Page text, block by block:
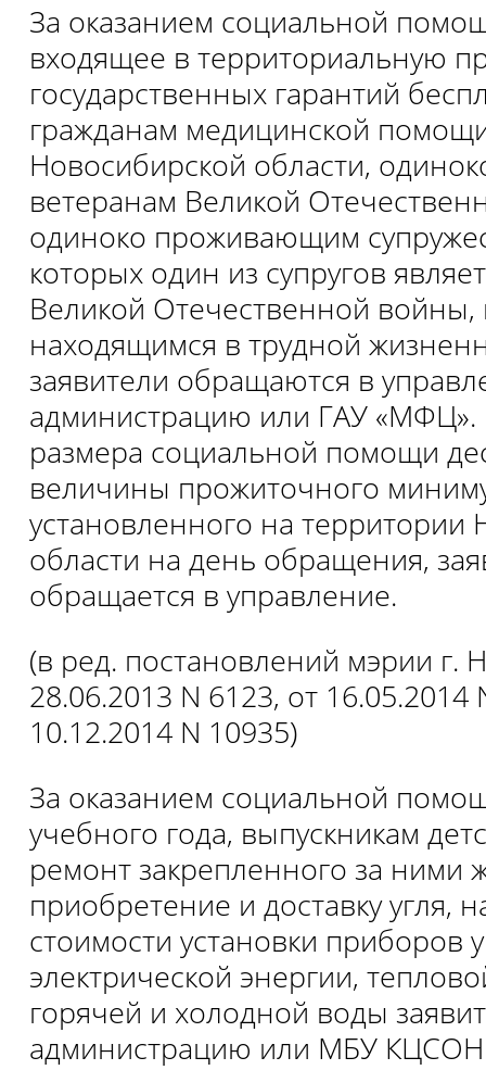
За оказанием социальной
входящее в территориальную
государственных гарантий
гражданам медицинской
Новосибирской области,
ветеранам Великой
одиноко проживающим
которых один из супругов
Великой Отечественной войны,
находящимся в трудной
заявители обращаются в
администрацию или ГАУ
размера социальной помощи
величины прожиточного
установленного на территории
области на день обращения,
обращается в управление.
(в ред. постановлений мэрии г.
28.06.2013 N 6123, от 16.05.2014
10.12.2014 N 10935)
За оказанием социальной
учебного года, выпускникам
ремонт закрепленного за ними
приобретение и доставку угля,
стоимости установки приборов
электрической энергии,
горячей и холодной воды
администрацию или МБУ